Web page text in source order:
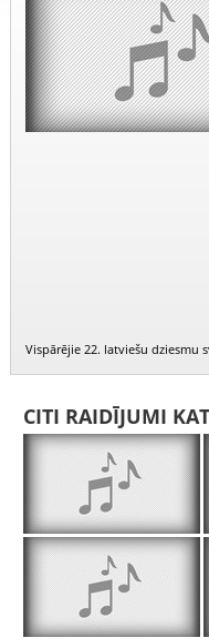
Pieteikums Jūra
Vispārējie 22. latviešu dziesmu
CITI RAIDĪJUMI